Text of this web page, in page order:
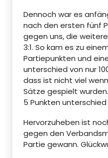
Dennoch war es
nach den ersten fünf
gegen uns, die
3:1. So kam es zu
Partiepunkten und
unterschied von nur
dass ist nicht viel
Sätze gespielt
5 Punkten
Hervorzuheben ist
gegen den
Partie gewann.